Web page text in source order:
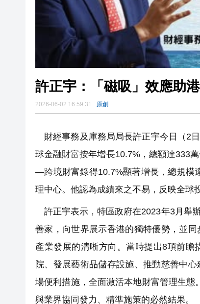
許正宇：「磁吸」效應助
2026-06-02 16:59:31 原創
財經事務及庫務局局長許正宇今日（2
球金融財富按年增長10.7%，總額達333
—跨境財富錄得10.7%顯著增長，總規模
理中心。他認為成績來之不易，反映全球
許正宇表示，特區政府在2023年3月舉
善家，向世界展示香港的獨特優勢，並
產業發展的清晰方向。當時提出8項前
院、發展藝術品儲存設施、推動慈善中
場便利措施，全面激活本地財富管理生
與業界協同發力、精準施策的必然結果。